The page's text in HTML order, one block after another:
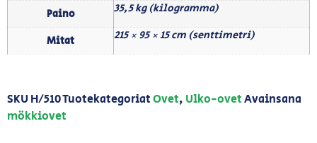
Paino 35,5 kg (kilogramma)
Mitat 215 × 95 × 15 cm (senttimetri)
SKU H/510TuotekategoriatOvet, Ulko-ovetAvainsana
mökkiovet